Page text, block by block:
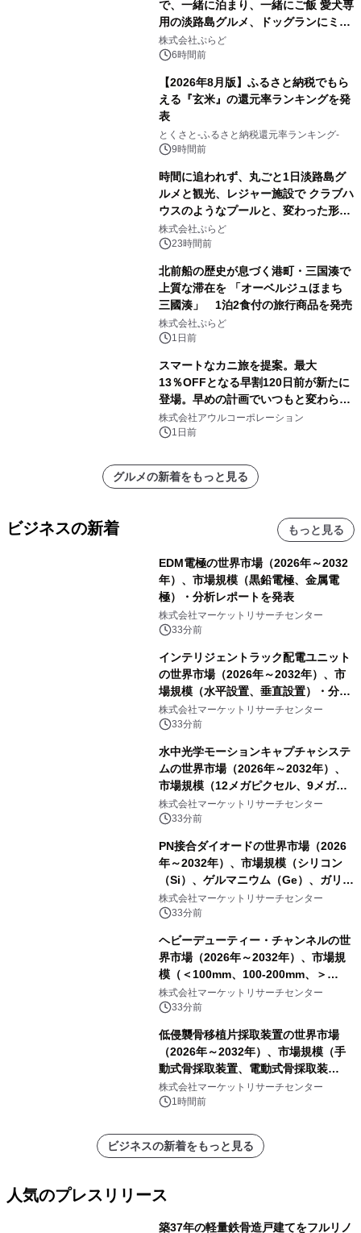
で、一緒に泊まり、一緒にご飯 愛犬専
用の淡路島グルメ、ドッグランにミニ
プール グランピングとトレーラーハウ
スの2施設で
株式会社ぷらど
6時間前
【2026年8月版】ふるさと納税でもら
える『玄米』の還元率ランキングを発
表
とくさと-ふるさと納税還元率ランキング-
9時間前
時間に追われず、丸ごと1日淡路島グ
ルメと観光、レジャー施設で クラブハ
ウスのようなプールと、変わった形の
サウナも 「THE BOXY AWAJI」のお
得な素泊まり連泊プランで
株式会社ぷらど
23時間前
北前船の歴史が息づく港町・三国湊で
上質な滞在を 「オーベルジュほまち
三國湊」 1泊2食付の旅行商品を発売
株式会社ぷらど
1日前
スマートなカニ旅を提案。最大
13％OFFとなる早割120日前が新たに
登場。早めの計画でいつもと変わらぬ
大人の冬旅を。ー夕日ヶ浦温泉「佳松
苑 別邸ふうか」ー
株式会社アウルコーポレーション
1日前
グルメの新着をもっと見る
ビジネスの新着 もっと見る
EDM電極の世界市場（2026年～2032
年）、市場規模（黒鉛電極、金属電
極）・分析レポートを発表
株式会社マーケットリサーチセンター
33分前
インテリジェントラック配電ユニット
の世界市場（2026年～2032年）、市
場規模（水平設置、垂直設置）・分析
レポートを発表
株式会社マーケットリサーチセンター
33分前
水中光学モーションキャプチャシステ
ムの世界市場（2026年～2032年）、
市場規模（12メガピクセル、9メガピ
クセル、4メガピクセル、2メガピクセ
ル、その他）・分析レポートを発表
株式会社マーケットリサーチセンター
33分前
PN接合ダイオードの世界市場（2026
年～2032年）、市場規模（シリコン
（Si）、ゲルマニウム（Ge）、ガリウ
ムヒ素（GaAs）、炭化ケイ素
（SiC）、窒化ガリウム（GaN））・
株式会社マーケットリサーチセンター
33分前
ヘビーデューティー・チャンネルの世
界市場（2026年～2032年）、市場規
模（＜100mm、100-200mm、＞
200mm）・分析レポートを発表
株式会社マーケットリサーチセンター
33分前
低侵襲骨移植片採取装置の世界市場
（2026年～2032年）、市場規模（手
動式骨採取装置、電動式骨採取装
置）・分析レポートを発表
株式会社マーケットリサーチセンター
1時間前
ビジネスの新着をもっと見る
人気のプレスリリース
築37年の軽量鉄骨造戸建てをフルリノ